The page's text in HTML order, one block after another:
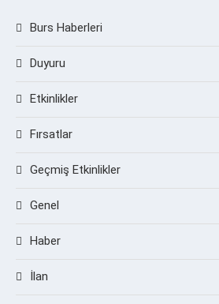
Burs Haberleri
Duyuru
Etkinlikler
Fırsatlar
Geçmiş Etkinlikler
Genel
Haber
İlan